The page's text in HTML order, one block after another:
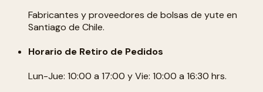
Fabricantes y proveedores de bolsas de yute en
Santiago de Chile.
Horario de Retiro de Pedidos
Lun-Jue: 10:00 a 17:00 y Vie: 10:00 a 16:30 hrs.